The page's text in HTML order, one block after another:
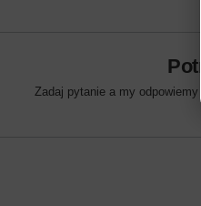
Zadaj pytanie a my